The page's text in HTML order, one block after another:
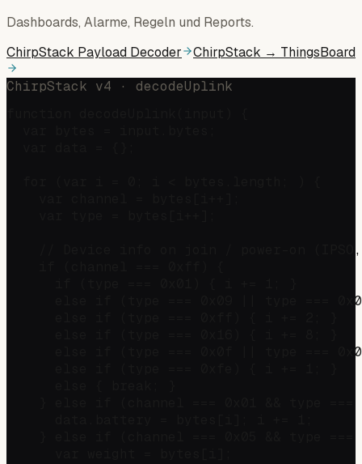
Dashboards, Alarme, Regeln und Reports.
ChirpStack Payload Decoder
ChirpStack → ThingsBoard
ChirpStack v4 · decodeUplink
// Device info on join / power-on
else if (type === 0x09 || type ===
else if (type === 0x0f || type ===